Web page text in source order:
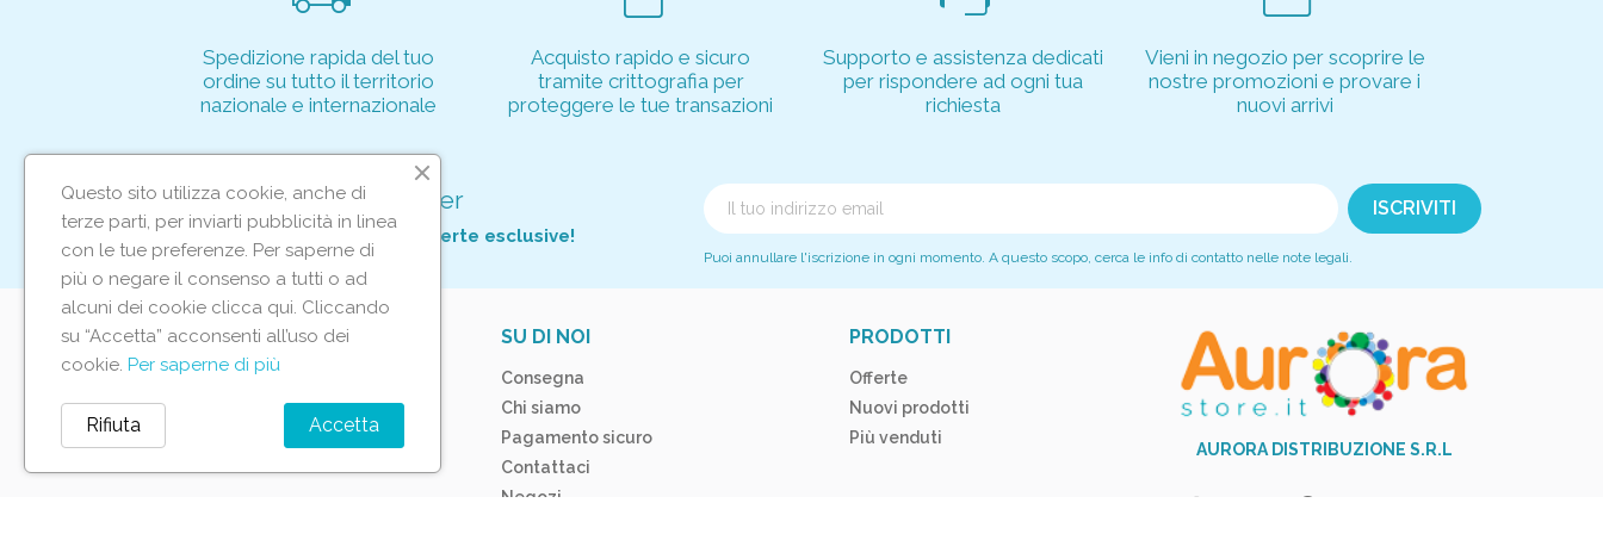
Spedizione rapida del tuo
ordine su tutto il territorio
nazionale e internazionale
Acquisto rapido e sicuro
tramite crittografia per
proteggere le tue transazioni
Supporto e assistenza dedicati
per rispondere ad ogni tua
richiesta
Vieni in negozio per scoprire le
nostre promozioni e provare i
nuovi arrivi
Iscriviti alla nostra newsletter
Per non perderti tutte le nostre offerte esclusive!
Puoi annullare l'iscrizione in ogni momento. A questo scopo, cerca le info di contatto nelle note legali.
IL TUO ACCOUNT
Tracciamento ordine
Accedi
SU DI NOI
Consegna
Chi siamo
Pagamento sicuro
Contattaci
Negozi
PRODOTTI
Offerte
Nuovi prodotti
Più venduti
AURORA DISTRIBUZIONE S.R.L
phone +39 081 517 9251
Questo sito utilizza cookie, anche di
terze parti, per inviarti pubblicità in linea
con le tue preferenze. Per saperne di
più o negare il consenso a tutti o ad
alcuni dei cookie clicca qui. Cliccando
su “Accetta” acconsenti all’uso dei
cookie. Per saperne di più
Accetta
Rifiuta